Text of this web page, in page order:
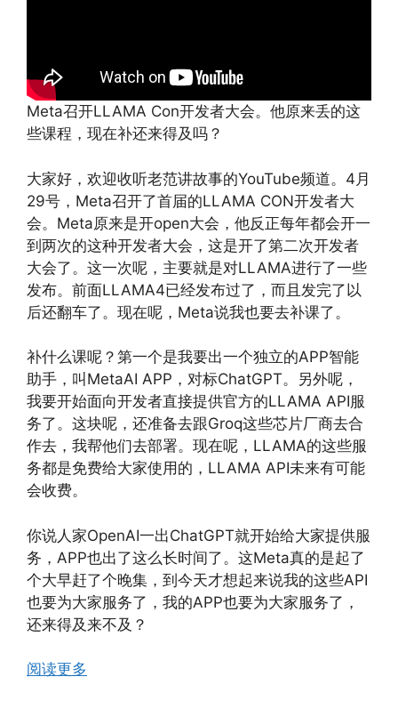
Meta召开LLAMA Con开发者大会。他原来丢的这
些课程，现在补还来得及吗？
大家好，欢迎收听老范讲故事的YouTube频道。4月
29号，Meta召开了首届的LLAMA CON开发者大
会。Meta原来是开open大会，他反正每年都会开一
到两次的这种开发者大会，这是开了第二次开发者
大会了。这一次呢，主要就是对LLAMA进行了一些
发布。前面LLAMA4已经发布过了，而且发完了以
后还翻车了。现在呢，Meta说我也要去补课了。
补什么课呢？第一个是我要出一个独立的APP智能
助手，叫MetaAI APP，对标ChatGPT。另外呢，
我要开始面向开发者直接提供官方的LLAMA API服
务了。这块呢，还准备去跟Groq这些芯片厂商去合
作去，我帮他们去部署。现在呢，LLAMA的这些服
务都是免费给大家使用的，LLAMA API未来有可能
会收费。
你说人家OpenAI一出ChatGPT就开始给大家提供服
务，APP也出了这么长时间了。这Meta真的是起了
个大早赶了个晚集，到今天才想起来说我的这些API
也要为大家服务了，我的APP也要为大家服务了，
还来得及来不及？
阅读更多